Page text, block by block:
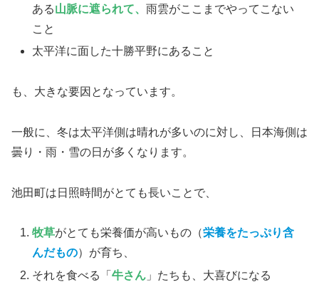
ある山脈に遮られて、雨雲がここまでやってこない
こと
太平洋に面した十勝平野にあること
も、大きな要因となっています。
一般に、冬は太平洋側は晴れが多いのに対し、日本海側は
曇り・雨・雪の日が多くなります。
池田町は日照時間がとても長いことで、
牧草がとても栄養価が高いもの（栄養をたっぷり含
んだもの）が育ち、
それを食べる「牛さん 」たちも、大喜びになる